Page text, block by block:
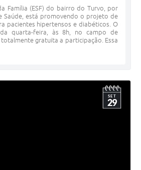
Família (ESF) do bairro do Turvo, por
Saúde, está promovendo o projeto de
pacientes hipertensos e diabéticos. O
quarta-feira, às 8h, no campo de
gratuita a participação. Essa
SET
29